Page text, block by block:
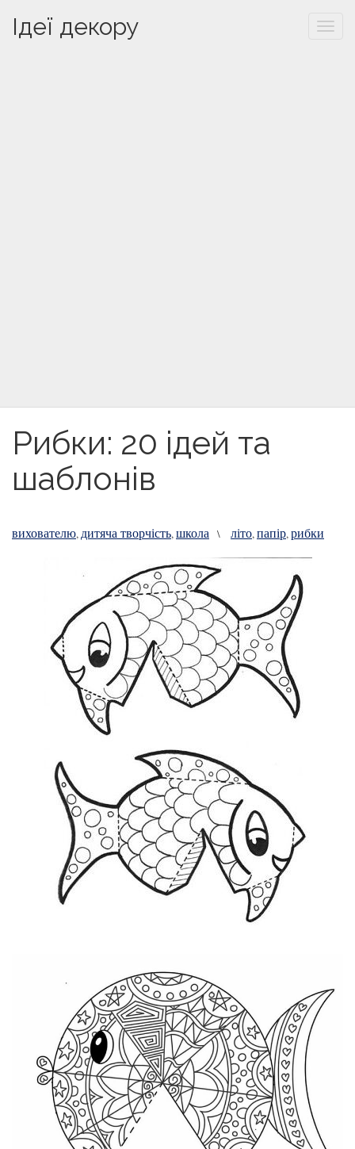
Ідеї декору
Рибки: 20 ідей та
шаблонів
вихователю, дитяча творчість,школа \ літо,папір,рибки